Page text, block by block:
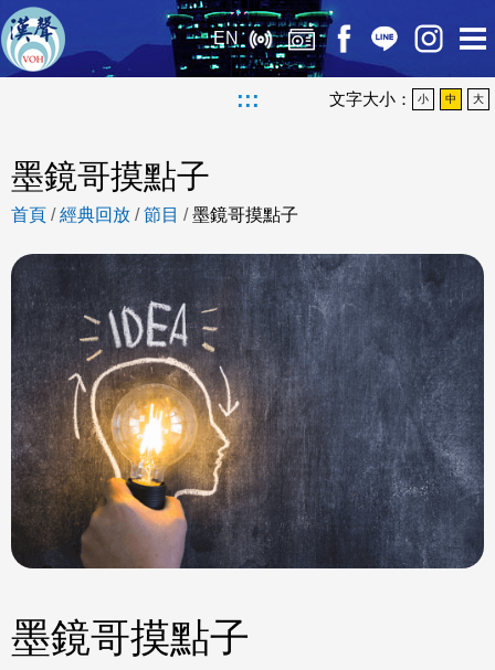
EN
::: 文字大小： 小 中 大
墨鏡哥摸點子
首頁 /經典回放 /節目 /墨鏡哥摸點子
墨鏡哥摸點子